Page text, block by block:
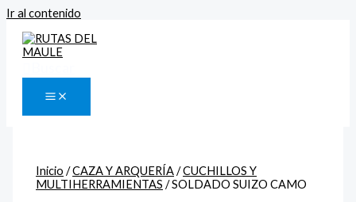
Ir al contenido
Inicio /CAZA Y ARQUERÍA/CUCHILLOS Y
MULTIHERRAMIENTAS / SOLDADO SUIZO CAMO